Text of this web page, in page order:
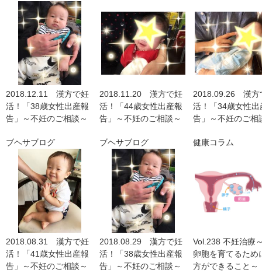
2018.12.11 漢方で妊
活！「38歳女性出産報
告」～不妊のご相談～
2018.11.20 漢方で妊
活！「44歳女性出産報
告」～不妊のご相談～
2018.09.26 漢方
活！「34歳女性出
告」～不妊のご相
ブヘサブログ
2018.08.31 漢方で妊
活！「41歳女性出産報
告」～不妊のご相談～
ブヘサブログ
2018.08.29 漢方で妊
活！「38歳女性出産報
告」～不妊のご相談～
健康コラム
Vol.238 不妊治療
卵胞を育てるため
方ができること～